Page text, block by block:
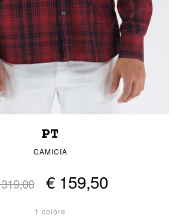
PT
CAMICIA
€ 159,50
1 colore